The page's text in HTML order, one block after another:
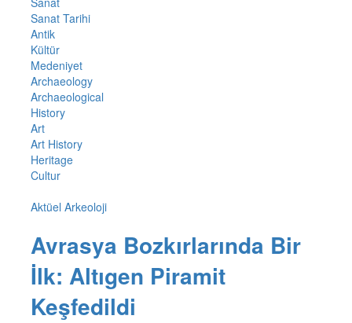
Sanat Tarihi
Antik
Kültür
Medeniyet
Archaeology
Archaeological
History
Art
Art History
Heritage
Cultur
Aktüel Arkeoloji
Avrasya Bozkırlarında Bir
İlk: Altıgen Piramit
Keşfedildi